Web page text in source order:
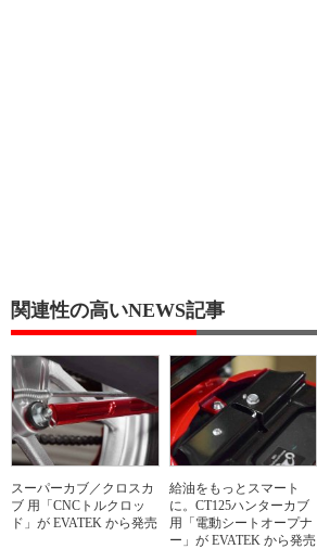
関連性の高いNEWS記事
スーパーカブ／クロスカ
ブ 用「CNCトルクロッ
ド」が EVATEK から発売
給油をもっとスマート
に。CT125ハンターカブ
用「電動シートオープナ
ー」が EVATEK から発売